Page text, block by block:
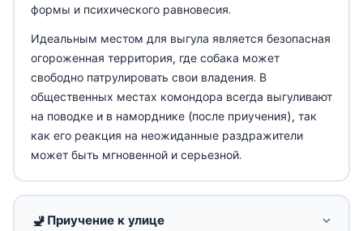
формы и психического равновесия.
Идеальным местом для выгула является безопасная
огороженная территория, где собака может
свободно патрулировать свои владения. В
общественных местах комондора всегда выгуливают
на поводке и в наморднике (после приучения), так
как его реакция на неожиданные раздражители
может быть мгновенной и серьезной.
🚽 Приучение к улице